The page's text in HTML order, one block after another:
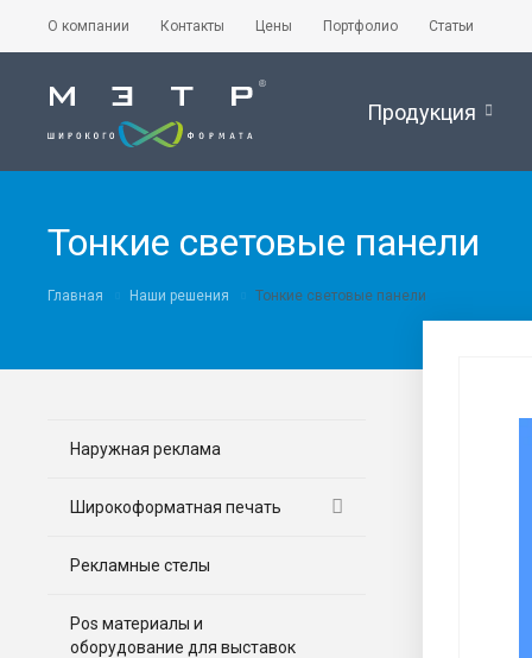
О компании Контакты Цены Портфолио Статьи
Продукция
Тонкие световые панели
Главная Наши решения Тонкие световые панели
Наружная реклама
Широкоформатная печать
Рекламные стелы
Pos материалы и
оборудование для выставок